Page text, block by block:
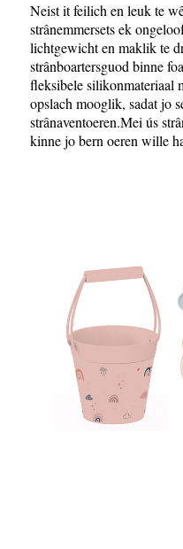
Neist it feilich en leuk te
strânemmersets ek
lichtgewicht en maklik te
strânboartersguod binne
fleksibele silikonmateriaal
opslach mooglik, sadat jo
strânaventoeren.Mei ús
kinne jo bern oeren wille